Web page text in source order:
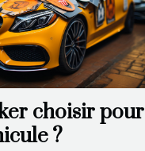
choisir pour
?